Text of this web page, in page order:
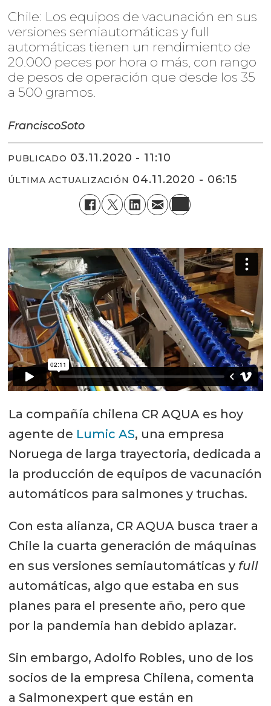
Chile: Los equipos de vacunación en sus
versiones semiautomáticas y full
automáticas tienen un rendimiento de
20.000 peces por hora o más, con rango
de pesos de operación que desde los 35
a 500 gramos.
FranciscoSoto
PUBLICADO 03.11.2020 - 11:10
ÚLTIMA ACTUALIZACIÓN 04.11.2020 - 06:15
La compañía chilena CR AQUA es hoy
agente de Lumic AS, una empresa
Noruega de larga trayectoria, dedicada a
la producción de equipos de vacunación
automáticos para salmones y truchas.
Con esta alianza, CR AQUA busca traer a
Chile la cuarta generación de máquinas
en sus versiones semiautomáticas y full
automáticas, algo que estaba en sus
planes para el presente año, pero que
por la pandemia han debido aplazar.
Sin embargo, Adolfo Robles, uno de los
socios de la empresa Chilena, comenta
a Salmonexpert que están en